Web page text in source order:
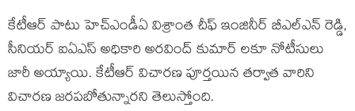
కేటీఆర్ పాటు హెచ్‌ఎండీఏ విశ్రాంత చీఫ్‌ ఇంజినీర్‌ బీఎల్‌ఎన్‌ రెడ్డి,
సీనియర్ ఐఏఎస్ అధికారి అరవింద్ కుమార్ లకూ నోటీసులు
జారీ అయ్యాయి. కేటీఆర్ విచారణ పూర్తయిన తర్వాత వారిని
విచారణ జరపబోతున్నారని తెలుస్తోంది.